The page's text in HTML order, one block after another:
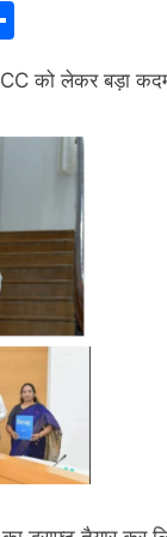
को लेकर बड़ा